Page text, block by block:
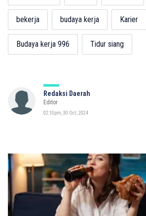
bekerja budaya kerja Karier
Budaya kerja 996 Tidur siang
Redaksi Daerah
Editor
02:10pm, 30 Oct, 2024